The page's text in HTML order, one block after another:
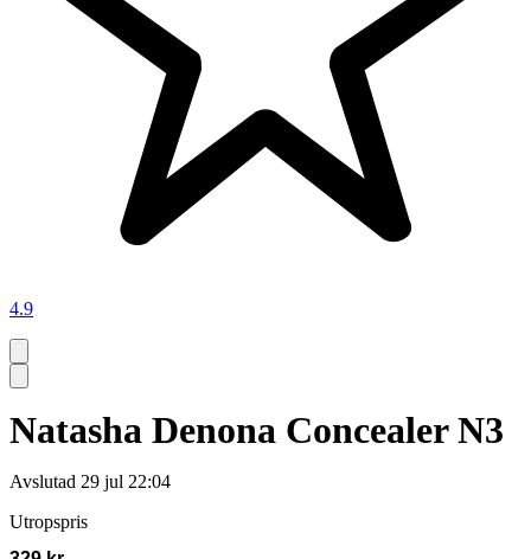
4.9
Natasha Denona Concealer N3
Avslutad 29 jul 22:04
Utropspris